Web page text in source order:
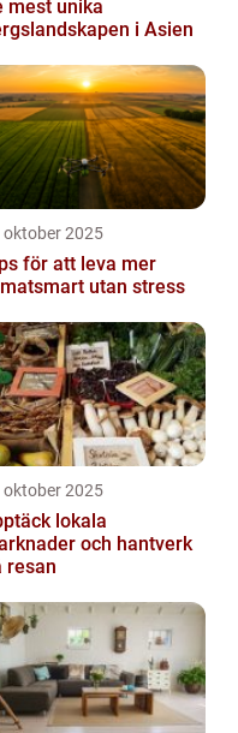
mest unika
i Asien
oktober 2025
för att leva mer
utan stress
oktober 2025
lokala
och hantverk
resan